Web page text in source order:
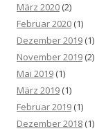
März 2020 (2)
Februar 2020 (1)
Dezember 2019 (1)
November 2019 (2)
Mai 2019 (1)
März 2019 (1)
Februar 2019 (1)
Dezember 2018 (1)